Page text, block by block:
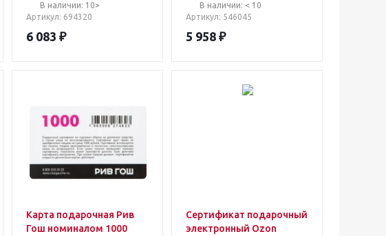
В наличии: 10>
Артикул: 694320
6 083 ₽
В наличии: < 10
Артикул: 546045
5 958 ₽
Карта подарочная Рив
Гош номиналом 1000
Сертификат подарочный
электронный Ozon